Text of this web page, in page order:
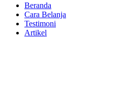
Beranda
Cara Belanja
Testimoni
Artikel